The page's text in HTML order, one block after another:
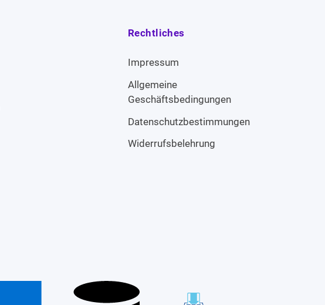
Rechtliches
Impressum
Allgemeine
Geschäftsbedingungen
Datenschutzbestimmungen
Widerrufsbelehrung